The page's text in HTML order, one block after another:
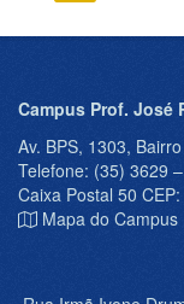
Campus Prof. José
Av. BPS, 1303,
Telefone: (35) 3629
Caixa Postal 50
Mapa do Campus